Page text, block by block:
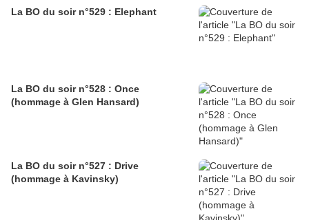
La BO du soir n°529 : Elephant
La BO du soir n°528 : Once
(hommage à Glen Hansard)
La BO du soir n°527 : Drive
(hommage à Kavinsky)